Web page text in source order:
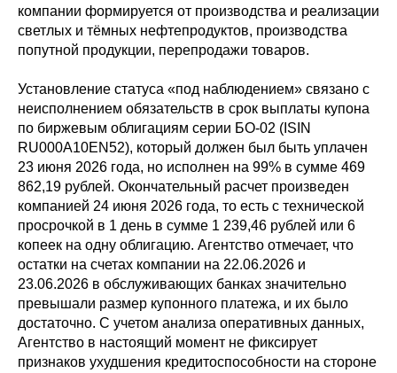
компании формируется от производства и реализации
светлых и тёмных нефтепродуктов, производства
попутной продукции, перепродажи товаров.
Установление статуса «под наблюдением» связано с
неисполнением обязательств в срок выплаты купона
по биржевым облигациям серии БО-02 (ISIN
RU000A10EN52), который должен был быть уплачен
23 июня 2026 года, но исполнен на 99% в сумме 469
862,19 рублей. Окончательный расчет произведен
компанией 24 июня 2026 года, то есть с технической
просрочкой в 1 день в сумме 1 239,46 рублей или 6
копеек на одну облигацию. Агентство отмечает, что
остатки на счетах компании на 22.06.2026 и
23.06.2026 в обслуживающих банках значительно
превышали размер купонного платежа, и их было
достаточно. С учетом анализа оперативных данных,
Агентство в настоящий момент не фиксирует
признаков ухудшения кредитоспособности на стороне